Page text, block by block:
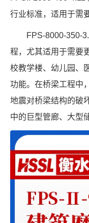
行业标准，适用于需
FPS-8000-350-
程，尤其适用于需要
校教学楼、幼儿园、
功能。在桥梁工程中
地震对桥梁结构的破
中的巨型管廊、大型